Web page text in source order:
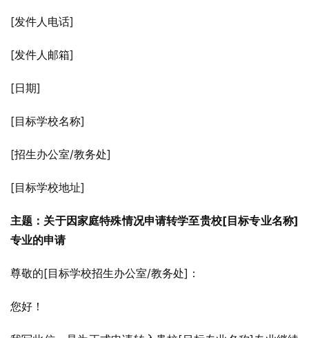
[发件人电话]
[发件人邮箱]
[日期]
[目标学校名称]
[招生办公室/教务处]
[目标学校地址]
主题：关于因家庭特殊情况申请转学至贵校[目标专业名称]
专业的申请
尊敬的[目标学校招生办公室/教务处]：
您好！